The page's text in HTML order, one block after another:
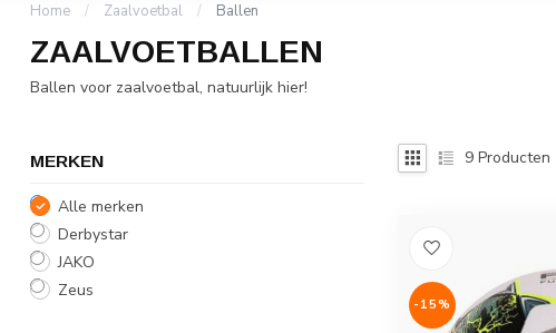
Home / Zaalvoetbal / Ballen
ZAALVOETBALLEN
Ballen voor zaalvoetbal, natuurlijk hier!
MERKEN
Alle merken
Derbystar
JAKO
Zeus
9 Producten
-15%